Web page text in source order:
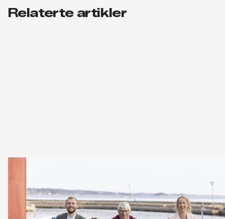
Relaterte artikler